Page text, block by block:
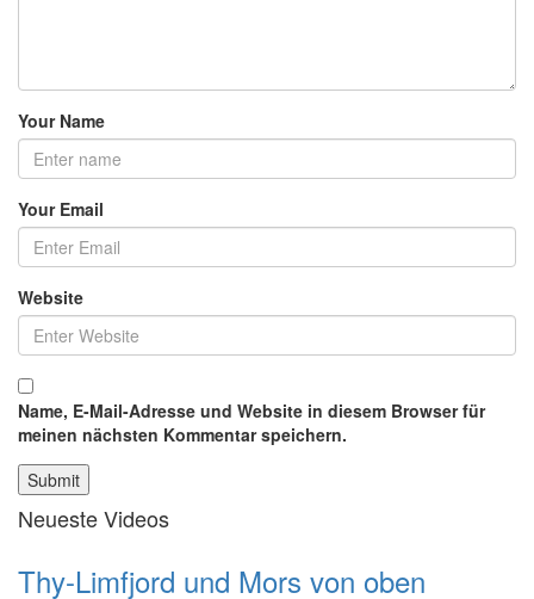
Your Name
Your Email
Website
Name, E-Mail-Adresse und Website in diesem Browser für
meinen nächsten Kommentar speichern.
Neueste Videos
Thy-Limfjord und Mors von oben